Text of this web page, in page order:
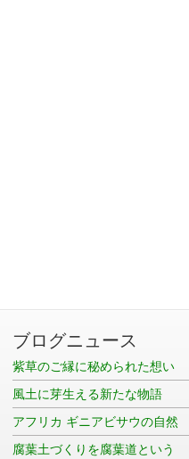
ブログニュース
紫草のご縁に秘められた想い
風土に芽生える新たな物語
アフリカ ギニアビサウの自然
腐葉土づくりを腐葉道という